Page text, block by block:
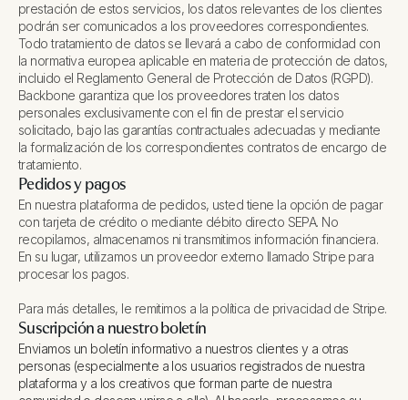
prestación de estos servicios, los datos relevantes de los clientes
podrán ser comunicados a los proveedores correspondientes.
Todo tratamiento de datos se llevará a cabo de conformidad con
la normativa europea aplicable en materia de protección de datos,
incluido el Reglamento General de Protección de Datos (RGPD).
Backbone garantiza que los proveedores traten los datos
personales exclusivamente con el fin de prestar el servicio
solicitado, bajo las garantías contractuales adecuadas y mediante
la formalización de los correspondientes contratos de encargo de
tratamiento.
Pedidos y pagos
En nuestra plataforma de pedidos, usted tiene la opción de pagar
con tarjeta de crédito o mediante débito directo SEPA. No
recopilamos, almacenamos ni transmitimos información financiera.
En su lugar, utilizamos un proveedor externo llamado Stripe para
procesar los pagos.
Para más detalles, le remitimos a la política de privacidad de Stripe.
Suscripción a nuestro boletín
Enviamos un boletín informativo a nuestros clientes y a otras
personas (especialmente a los usuarios registrados de nuestra
plataforma y a los creativos que forman parte de nuestra